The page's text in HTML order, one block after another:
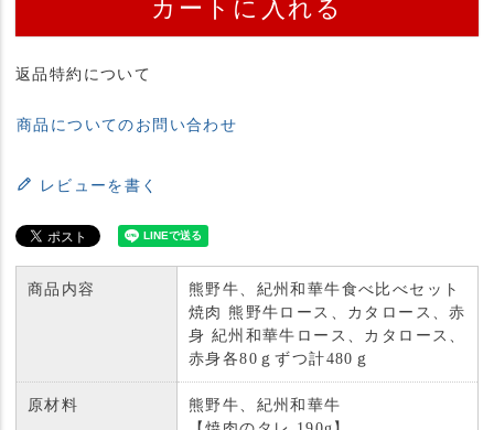
カートに入れる
返品特約について
商品についてのお問い合わせ
レビューを書く
商品内容
熊野牛、紀州和華牛食べ比べセット
焼肉 熊野牛ロース、カタロース、赤
身 紀州和華牛ロース、カタロース、
赤身各80ｇずつ計480ｇ
原材料
熊野牛、紀州和華牛